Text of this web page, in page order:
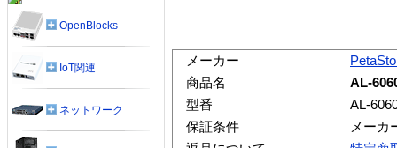
メーカー
商品名
AL-
型番
AL-
保証条件
メーカ
OpenBlocks
IoT関連
ネットワーク